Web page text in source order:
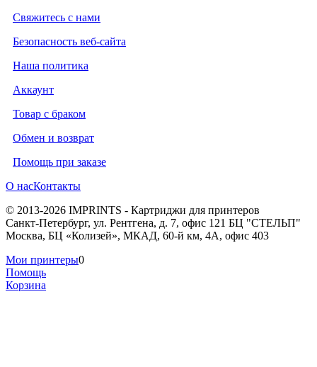
Свяжитесь с нами
Безопасность веб-сайта
Наша политика
Аккаунт
Товар с браком
Обмен и возврат
Помощь при заказе
О насКонтакты
© 2013-2026 IMPRINTS - Картриджи для принтеров
Санкт-Петербург, ул. Рентгена, д. 7, офис 121 БЦ "СТЕЛЬП"
Москва, БЦ «Колизей», МКАД, 60-й км, 4А, офис 403
Мои принтеры0
Помощь
Корзина